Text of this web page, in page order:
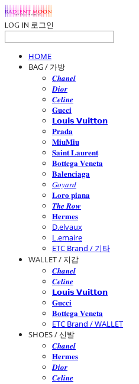
LOG IN 로그인
HOME
BAG / 가방
𝑪𝒉𝒂𝒏𝒆𝒍
𝑫𝒊𝒐𝒓
𝑪𝒆𝒍𝒊𝒏𝒆
𝐆𝐮𝐜𝐜𝐢
𝗟𝗼𝘂𝗶𝘀 𝗩𝘂𝗶𝘁𝘁𝗼𝗻
𝐏𝐫𝐚𝐝𝐚
𝐌𝐢𝐮𝐌𝐢𝐮
𝐒𝐚𝐢𝐧𝐭 𝐋𝐚𝐮𝐫𝐞𝐧𝐭
𝐁𝐨𝐭𝐭𝐞𝐠𝐚 𝐕𝐞𝐧𝐞𝐭𝐚
𝐁𝐚𝐥𝐞𝐧𝐜𝐢𝐚𝐠𝐚
𝐺𝑜𝑦𝑎𝑟𝑑
𝐋𝐨𝐫𝐨 𝐩𝐢𝐚𝐧𝐚
𝑻𝒉𝒆 𝑹𝒐𝒘
𝐇𝐞𝐫𝐦𝐞𝐬
D.elvaux
L.emaire
ETC Brand / 기타
WALLET / 지갑
𝑪𝒉𝒂𝒏𝒆𝒍
𝑪𝒆𝒍𝒊𝒏𝒆
𝗟𝗼𝘂𝗶𝘀 𝗩𝘂𝗶𝘁𝘁𝗼𝗻
𝐆𝐮𝐜𝐜𝐢
𝐁𝐨𝐭𝐭𝐞𝐠𝐚 𝐕𝐞𝐧𝐞𝐭𝐚
ETC Brand / WALLET
SHOES / 신발
𝑪𝒉𝒂𝒏𝒆𝒍
𝐇𝐞𝐫𝐦𝐞𝐬
𝑫𝒊𝒐𝒓
𝑪𝒆𝒍𝒊𝒏𝒆